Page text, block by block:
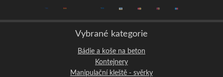
Vybrané kategorie
Bádie a koše na beton
Kontejnery
Manipulační kleště - svěrky